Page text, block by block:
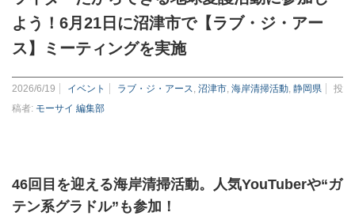
よう！6月21日に沼津市で【ラブ・ジ・アー
ス】ミーティングを実施
2026/6/19 イベント ラブ・ジ・アース 沼津市 海岸清掃活動 静岡県
投
稿者: モーサイ 編集部
46回目を迎える海岸清掃活動。人気YouTuberや“ガ
テン系グラドル”も参加！